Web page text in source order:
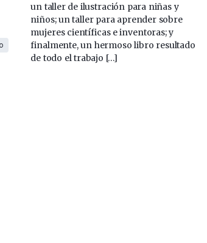
un taller de ilustración para niñas y
niños; un taller para aprender sobre
mujeres científicas e inventoras; y
finalmente, un hermoso libro resultado
de todo el trabajo […]